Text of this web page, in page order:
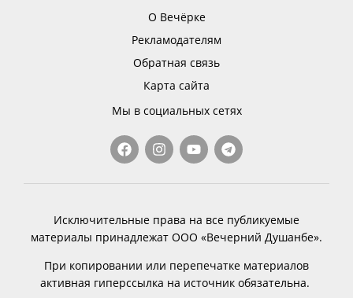
О Вечёрке
Рекламодателям
Обратная связь
Карта сайта
Мы в социальных сетях
Исключительные права на все публикуемые
материалы принадлежат ООО «Вечерний Душанбе».
При копировании или перепечатке материалов
активная гиперссылка на источник обязательна.